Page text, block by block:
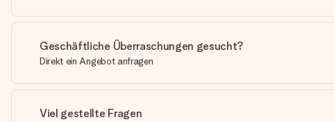
Geschäftliche Überraschungen gesucht?
Direkt ein Angebot anfragen
Viel gestellte Fragen